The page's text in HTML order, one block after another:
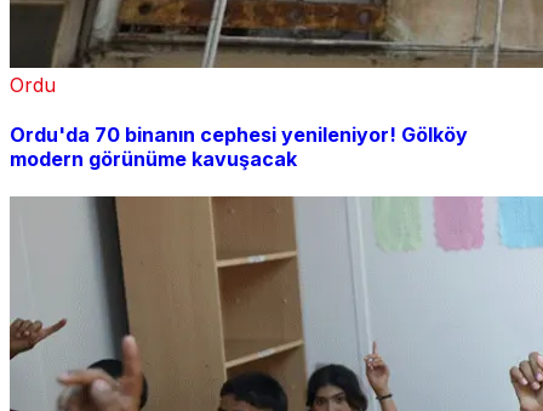
Ordu
Ordu'da 70 binanın cephesi yenileniyor! Gölköy
modern görünüme kavuşacak